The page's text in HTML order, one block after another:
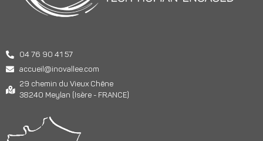
04 76 90 41 57
accueil@inovallee.com
29 chemin du Vieux Chêne
38240 Meylan (Isère - FRANCE)